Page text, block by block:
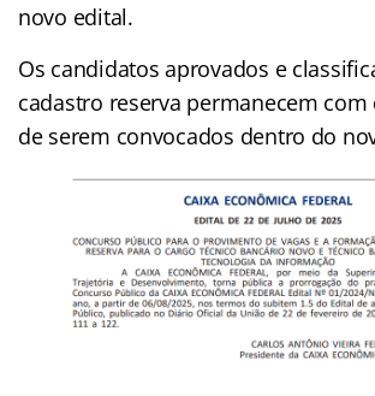
novo edital.
Os candidatos aprovados e
cadastro reserva permanecem com
de serem convocados dentro do